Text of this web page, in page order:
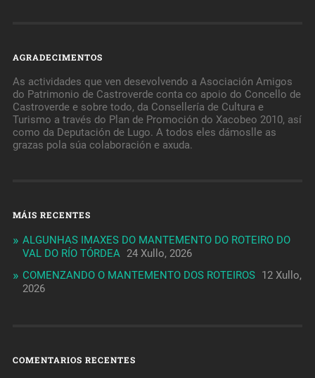
AGRADECIMENTOS
As actividades que ven desevolvendo a Asociación Amigos
do Patrimonio de Castroverde conta co apoio do Concello de
Castroverde e sobre todo, da Consellería de Cultura e
Turismo a través do Plan de Promoción do Xacobeo 2010, así
como da Deputación de Lugo. A todos eles dámoslle as
grazas pola súa colaboración e axuda.
MÁIS RECENTES
ALGUNHAS IMAXES DO MANTEMENTO DO ROTEIRO DO
VAL DO RÍO TÓRDEA 24 Xullo, 2026
COMENZANDO O MANTEMENTO DOS ROTEIROS 12 Xullo,
2026
COMENTARIOS RECENTES